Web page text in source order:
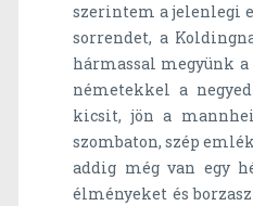
szerintem a jelenlegi
sorrendet, a
hármassal megyünk
németekkel a
kicsit, jön a
szombaton, szép
addig még van egy
élményeket és